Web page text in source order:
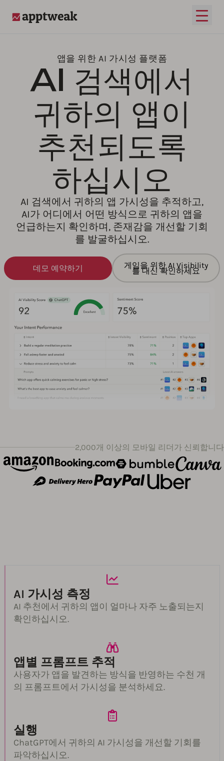
메인
앱을 위한 AI 가시성 플랫폼
AI 검색에서
귀하의 앱이
추천되도록
하십시오
AI 검색에서 귀하의 앱 가시성을 추적하고,
AI가 어디에서 어떤 방식으로 귀하의 앱을
언급하는지 확인하며, 존재감을 개선할 기회
를 발굴하십시오.
데모 예약하기 게임을 위한 AI Visibility
를 대신 확인하세요
2,000개 이상의 모바일 리더가 신뢰합니다
AI 가시성 측정
AI 추천에서 귀하의 앱이 얼마나 자주 노출되는지
확인하십시오.
앱별 프롬프트 추적
사용자가 앱을 발견하는 방식을 반영하는 수천 개
의 프롬프트에서 가시성을 분석하세요.
실행
ChatGPT에서 귀하의 AI 가시성을 개선할 기회를
파악하십시오.